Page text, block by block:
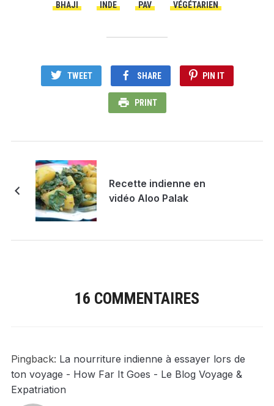
BHAJI INDE PAV VÉGÉTARIEN
TWEET SHARE PIN IT
PRINT
Recette indienne en
vidéo Aloo Palak
16 COMMENTAIRES
Pingback: La nourriture indienne à essayer lors de
ton voyage - How Far It Goes - Le Blog Voyage &
Expatriation